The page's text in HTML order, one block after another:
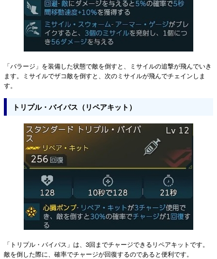
「バラージ」を装備した状態で敵を倒すと、ミサイルの追撃が飛んでいき
ます。ミサイルでザコ敵を倒すと、次のミサイルが飛んでチェインしま
す。
トリプル・バイパス（リペアキット）
「トリプル・バイパス」は、3回までチャージできるリペアキットです。
敵を倒した際に、確率でチャージが回復するのであると便利です。